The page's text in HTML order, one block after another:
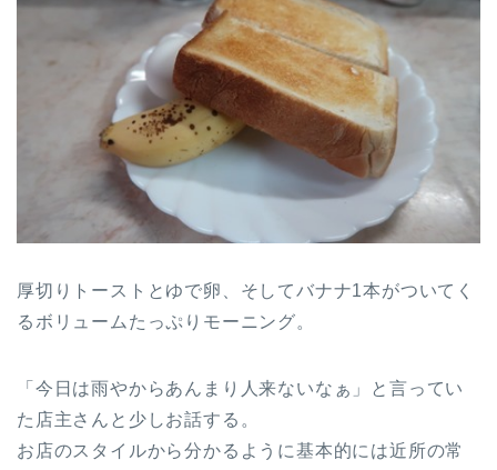
厚切りトーストとゆで卵、そしてバナナ1本がついてく
るボリュームたっぷりモーニング。
「今日は雨やからあんまり人来ないなぁ」と言ってい
た店主さんと少しお話する。
お店のスタイルから分かるように基本的には近所の常